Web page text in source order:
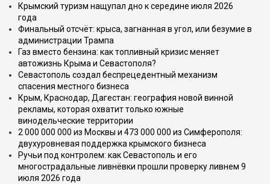
Крымский туризм нащупал дно к середине июля 2026
года
Финальный отсчёт: крыса, загнанная в угол, или безумие в
администрации Трампа
Газ вместо бензина: как топливный кризис меняет
автожизнь Крыма и Севастополя?
Севастополь создал беспрецедентный механизм
спасения местного бизнеса
Крым, Краснодар, Дагестан: география новой винной
рекламы, которая охватит только южные
винодельческие территории
2 000 000 000 из Москвы и 473 000 000 из Симферополя:
двухуровневая поддержка крымского бизнеса
Ручьи под контролем: как Севастополь и его
многострадальные ливнёвки прошли проверку ливнем 9
июля 2026 года